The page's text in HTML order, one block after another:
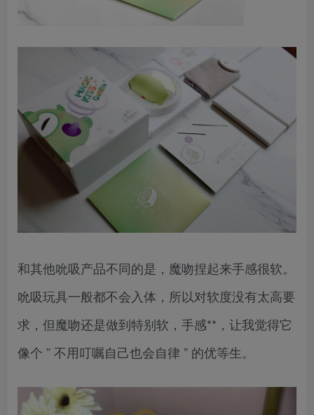
和其他吮吸产品不同的是，魔吻捏起来手感很软。
吮吸玩具一般都不会入体，所以对软度没有太高要
求，但魔吻还是做到特别软，手感**，让我觉得它
像个 ” 不用叮嘱自己也会自律 ” 的优等生。